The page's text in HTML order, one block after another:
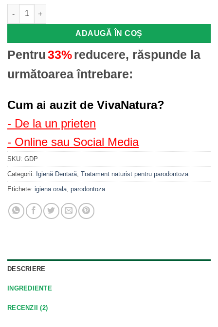
Cantitate Parodontik protectie gingivala - pastă de dinți 100%
ADAUGĂ ÎN COȘ
Pentru33%reducere, răspunde la
următoarea întrebare:
Cum ai auzit de VivaNatura?
- De la un prieten
- Online sau Social Media
SKU: GDP
Categorii: Igienă Dentară, Tratament naturist pentru parodontoza
Etichete: igiena orala, parodontoza
DESCRIERE
INGREDIENTE
RECENZII (2)